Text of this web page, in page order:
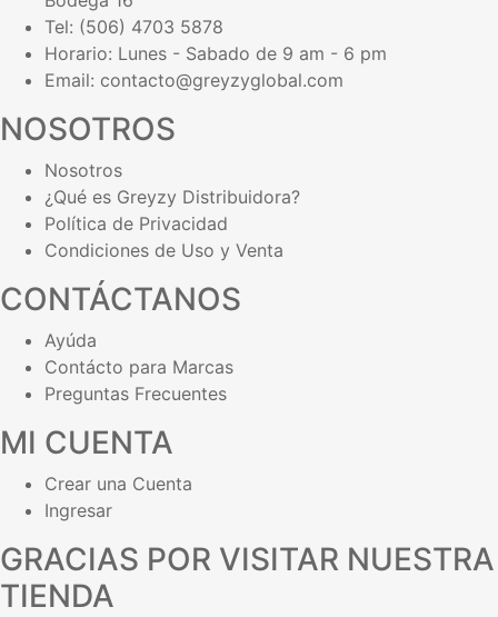
Tel: (506) 4703 5878
Horario: Lunes - Sabado de 9 am - 6 pm
Email: contacto@greyzyglobal.com
NOSOTROS
Nosotros
¿Qué es Greyzy Distribuidora?
Política de Privacidad
Condiciones de Uso y Venta
CONTÁCTANOS
Ayúda
Contácto para Marcas
Preguntas Frecuentes
MI CUENTA
Crear una Cuenta
Ingresar
GRACIAS POR VISITAR NUESTRA
TIENDA